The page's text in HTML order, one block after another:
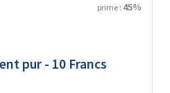
prime : 45%
pur - 10 Francs